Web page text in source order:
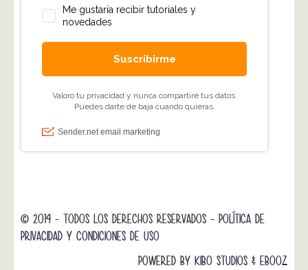
© 2014 - TODOS LOS DERECHOS RESERVADOS - POLÍTICA DE
PRIVACIDAD Y CONDICIONES DE USO
POWERED BY KIBO STUDIOS & EBOOZ